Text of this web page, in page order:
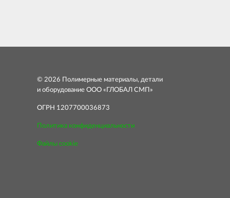
© 2026 Полимерные материалы, детали
и оборудование ООО «ГЛОБАЛ СМП»
ОГРН 1207700036873
Политика конфиденциальности
Файлы cookie